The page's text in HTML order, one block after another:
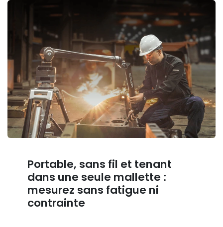
Portable, sans fil et tenant
dans une seule mallette :
mesurez sans fatigue ni
contrainte